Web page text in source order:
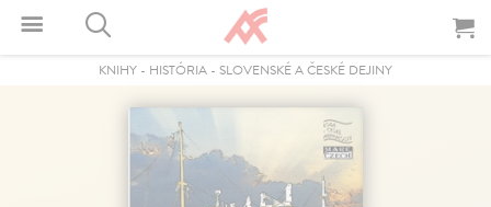
KNIHY - HISTÓRIA - SLOVENSKÉ A ČESKÉ DEJINY